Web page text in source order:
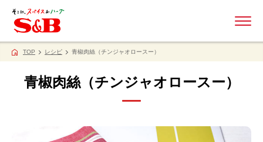
TOP レシピ 青椒肉絲（チンジャオロースー）
青椒肉絲（チンジャオロースー）